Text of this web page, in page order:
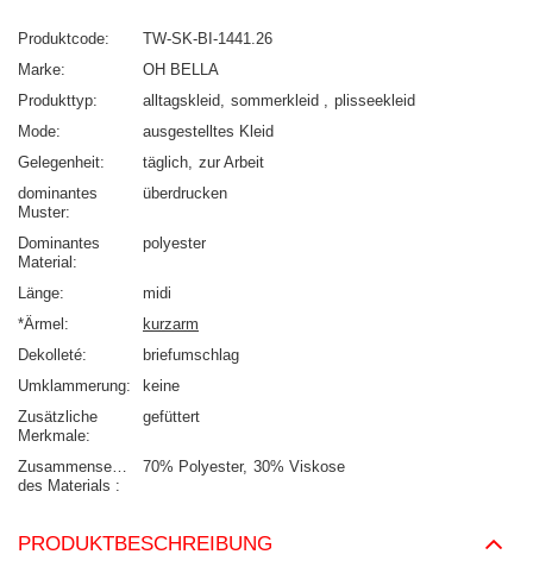
Produktcode
TW-SK-BI-1441.26
Marke
OH BELLA
Produkttyp
alltagskleid sommerkleid
plisseekleid
Mode
ausgestelltes Kleid
Gelegenheit
täglich zur Arbeit
dominantes
Muster
überdrucken
Dominantes
Material
polyester
Länge
midi
*Ärmel
kurzarm
Dekolleté
briefumschlag
Umklammerung
keine
Zusätzliche
Merkmale
gefüttert
Zusammensetzung
des Materials
70% Polyester 30% Viskose
PRODUKTBESCHREIBUNG